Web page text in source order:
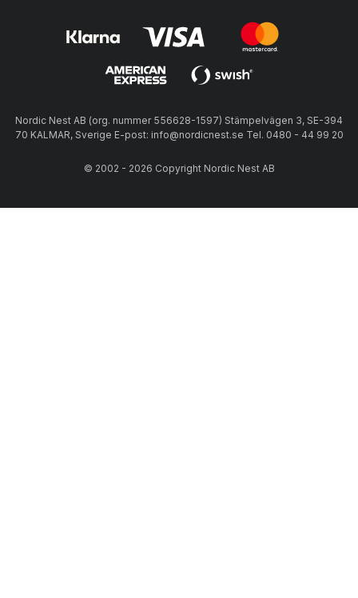
Nordic Nest AB (org. nummer 556628-1597) Stämpelvägen 3, SE-394
70 KALMAR, Sverige E-post: info@nordicnest.se Tel. 0480 - 44 99 20
© 2002 - 2026 Copyright Nordic Nest AB